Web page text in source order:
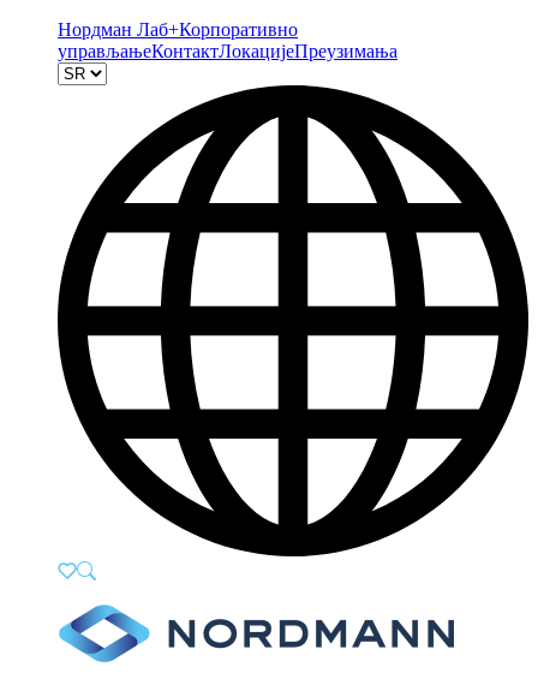
Нордман Лаб+Корпоративно
управљањеКонтактЛокацијеПреузимања